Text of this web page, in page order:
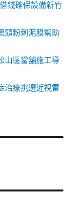
錢確保設備新竹
頭粉刺泥膜幫助
山區當舖施工導
治療挑選近視雷